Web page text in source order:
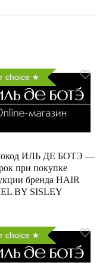
choice
ИЛЬ ДЕ БОТЭ —
при покупке
бренда HAIR
BY SISLEY
choice